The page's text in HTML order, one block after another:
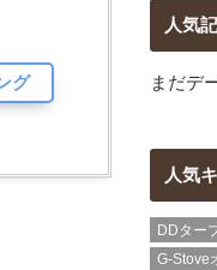
グ
人気
まだデ
人気
DDター
G-Stove